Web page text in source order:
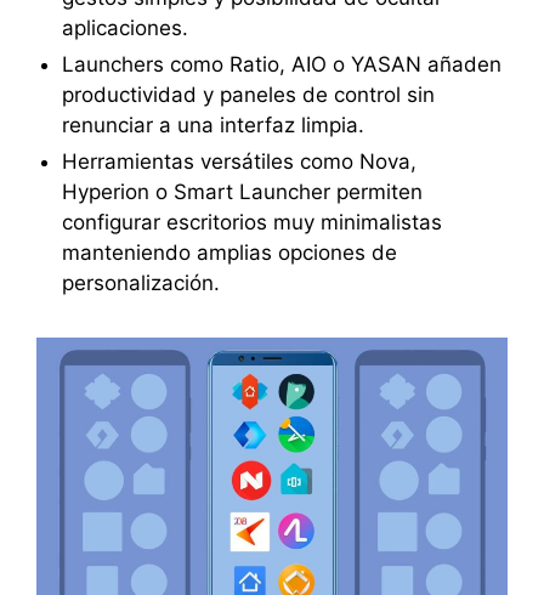
aplicaciones.
Launchers como Ratio, AIO o YASAN añaden
productividad y paneles de control sin
renunciar a una interfaz limpia.
Herramientas versátiles como Nova,
Hyperion o Smart Launcher permiten
configurar escritorios muy minimalistas
manteniendo amplias opciones de
personalización.